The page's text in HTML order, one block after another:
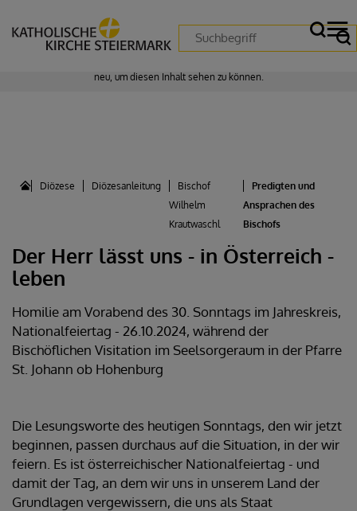
Zustimmung erforderlich!
neu, um diesen Inhalt sehen zu können.
Diözese Diözesanleitung
Bischof
Wilhelm
Krautwaschl
Predigten und
Ansprachen des
Bischofs
Der Herr lässt uns - in Österreich -
leben
Homilie am Vorabend des 30. Sonntags im Jahreskreis,
Nationalfeiertag - 26.10.2024, während der
Bischöflichen Visitation im Seelsorgeraum in der Pfarre
St. Johann ob Hohenburg
Die Lesungsworte des heutigen Sonntags, den wir jetzt
beginnen, passen durchaus auf die Situation, in der wir
feiern. Es ist österreichischer Nationalfeiertag - und
damit der Tag, an dem wir uns in unserem Land der
Grundlagen vergewissern, die uns als Staat